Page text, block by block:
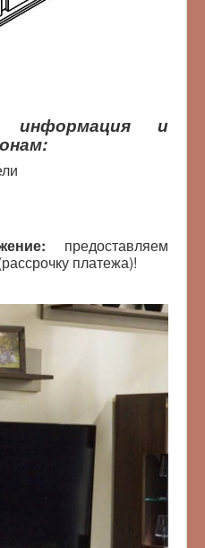
информация и
предоставляем
платежа)!